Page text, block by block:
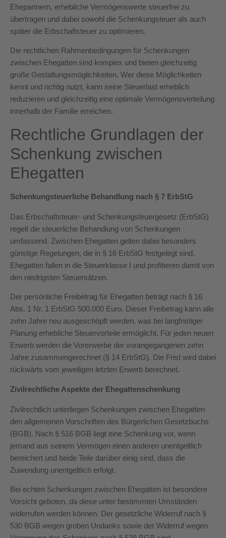
Ehepartnern, erhebliche Vermögenswerte steuerfrei zu
übertragen und dabei sowohl die Schenkungsteuer als auch
später die Erbschaftsteuer zu optimieren.
Die rechtlichen Rahmenbedingungen für Schenkungen
zwischen Ehegatten sind komplex und bieten gleichzeitig
große Gestaltungsmöglichkeiten. Wer diese Möglichkeiten
kennt und richtig nutzt, kann seine Steuerlast erheblich
reduzieren und gleichzeitig eine optimale Vermögensverteilung
innerhalb der Familie erreichen.
Rechtliche Grundlagen der
Schenkung zwischen
Ehegatten
Schenkungsteuerliche Behandlung nach § 7 ErbStG
Das Erbschaftsteuer- und Schenkungsteuergesetz (ErbStG)
regelt die steuerliche Behandlung von Schenkungen
umfassend. Zwischen Ehegatten gelten dabei besonders
günstige Regelungen, die in § 16 ErbStG festgelegt sind.
Ehegatten fallen in die Steuerklasse I und profitieren damit von
den niedrigsten Steuersätzen.
Der persönliche Freibetrag für Ehegatten beträgt nach § 16
Abs. 1 Nr. 1 ErbStG 500.000 Euro. Dieser Freibetrag kann alle
zehn Jahre neu ausgeschöpft werden, was bei langfristiger
Planung erhebliche Steuervorteile ermöglicht. Für jeden neuen
Erwerb werden die Vorerwerbe der vorangegangenen zehn
Jahre zusammengerechnet (§ 14 ErbStG). Die Frist wird dabei
rückwärts vom jeweiligen letzten Erwerb berechnet.
Zivilrechtliche Aspekte der Ehegattenschenkung
Zivilrechtlich unterliegen Schenkungen zwischen Ehegatten
den allgemeinen Vorschriften des Bürgerlichen Gesetzbuchs
(BGB). Nach § 516 BGB liegt eine Schenkung vor, wenn
jemand aus seinem Vermögen einen anderen unentgeltlich
bereichert und beide Teile darüber einig sind, dass die
Zuwendung unentgeltlich erfolgt.
Bei echten Schenkungen zwischen Ehegatten ist besondere
Vorsicht geboten, da diese unter bestimmten Umständen
widerrufen werden können. Der gesetzliche Widerruf nach §
530 BGB wegen groben Undanks sowie der Widerruf wegen